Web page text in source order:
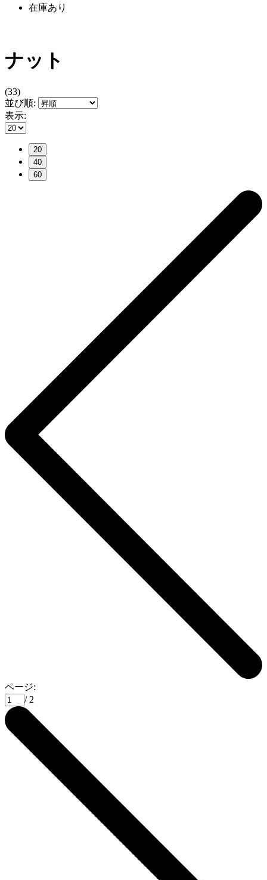
在庫あり
ナット
(33)
並び順:
表示:
20
40
60
ページ:
/ 2